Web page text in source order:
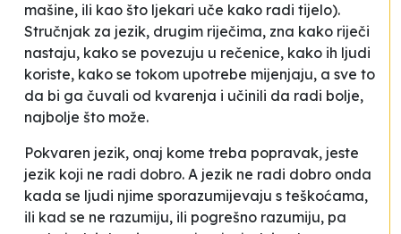
mašine, ili kao što ljekari uče kako radi tijelo).
Stručnjak za jezik, drugim riječima, zna kako riječi
nastaju, kako se povezuju u rečenice, kako ih ljudi
koriste, kako se tokom upotrebe mijenjaju, a sve to
da bi ga čuvali od kvarenja i učinili da radi bolje,
najbolje što može.
Pokvaren jezik, onaj kome treba popravak, jeste
jezik koji ne radi dobro. A jezik ne radi dobro onda
kada se ljudi njime sporazumijevaju s teškoćama,
ili kad se ne razumiju, ili pogrešno razumiju, pa